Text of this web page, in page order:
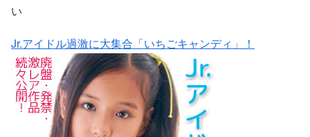
い
Jr.アイドル過激に大集合「いちごキャンディ」！